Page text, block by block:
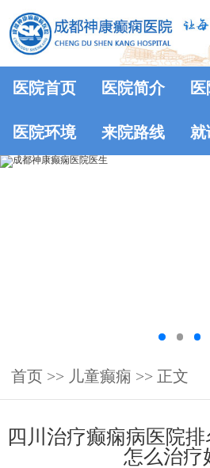
医院首页 医院简介
医院环境 来院路线 就
首页 >> 儿童癫痫 >> 正文
四川治疗癫痫病医院
怎么治疗